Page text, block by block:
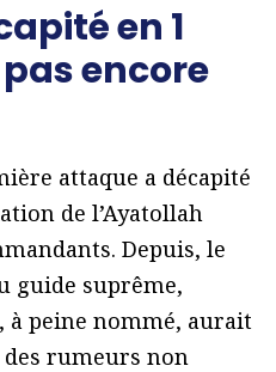
en 1
encore
attaque a décapité
de l’Ayatollah
Depuis, le
guide suprême,
peine nommé, aurait
rumeurs non